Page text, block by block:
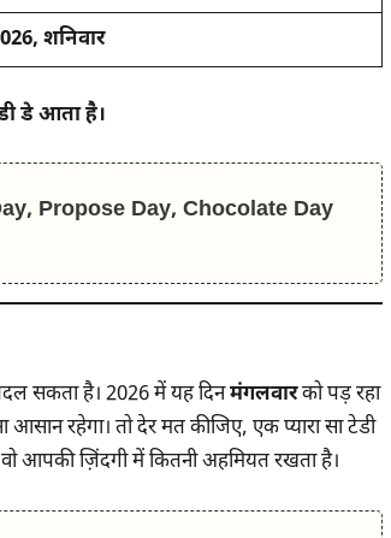
शनिवार
डे आता है।
Propose Day, Chocolate Day
सकता है। 2026 में यह दिनमंगलवारको पड़ रहा
रहेगा। तो देर मत कीजिए, एक प्यारा सा टेडी
आपकी ज़िंदगी में कितनी अहमियत रखता है।